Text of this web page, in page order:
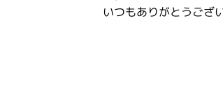
いつもありがとうござ